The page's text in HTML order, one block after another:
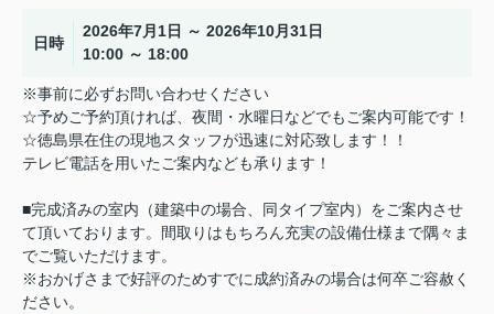
日時
2026年7月1日 ～ 2026年10月31日
10:00 ～ 18:00
※事前に必ずお問い合わせください
☆予めご予約頂ければ、夜間・水曜日などでもご案内可能です！
☆徳島県在住の現地スタッフが迅速に対応致します！！
テレビ電話を用いたご案内なども承ります！
■完成済みの室内（建築中の場合、同タイプ室内）をご案内させ
て頂いております。間取りはもちろん充実の設備仕様まで隅々ま
でご覧いただけます。
※おかげさまで好評のためすでに成約済みの場合は何卒ご容赦く
ださい。